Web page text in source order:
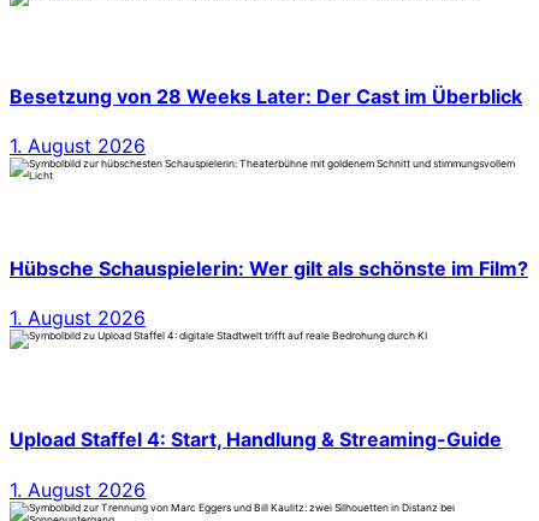
Besetzung von 28 Weeks Later: Der Cast im Überblick
1. August 2026
Hübsche Schauspielerin: Wer gilt als schönste im Film?
1. August 2026
Upload Staffel 4: Start, Handlung & Streaming-Guide
1. August 2026